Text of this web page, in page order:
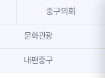
중구의회
문화관광
내편중구